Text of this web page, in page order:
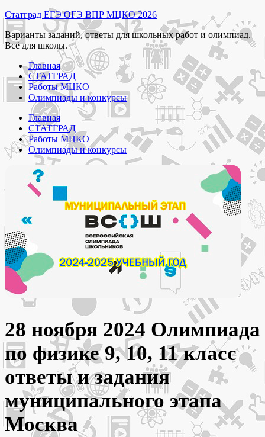
Перейти
к
содержимому
Статград ЕГЭ ОГЭ ВПР МЦКО 2026
Варианты заданий, ответы для школьных работ и олимпиад.
Всё для школы.
Главная
СТАТГРАД
Работы МЦКО
Олимпиады и конкурсы
Главная
СТАТГРАД
Работы МЦКО
Олимпиады и конкурсы
28 ноября 2024 Олимпиада
по физике 9, 10, 11 класс
ответы и задания
муниципального этапа
Москва